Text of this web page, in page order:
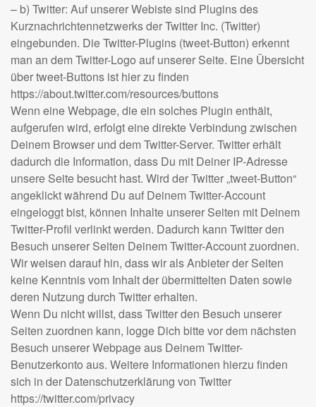
– b) Twitter: Auf unserer Webiste sind Plugins des
Kurznachrichtennetzwerks der Twitter Inc. (Twitter)
eingebunden. Die Twitter-Plugins (tweet-Button) erkennt
man an dem Twitter-Logo auf unserer Seite. Eine Übersicht
über tweet-Buttons ist hier zu finden
https://about.twitter.com/resources/buttons
Wenn eine Webpage, die ein solches Plugin enthält,
aufgerufen wird, erfolgt eine direkte Verbindung zwischen
Deinem Browser und dem Twitter-Server. Twitter erhält
dadurch die Information, dass Du mit Deiner IP-Adresse
unsere Seite besucht hast. Wird der Twitter „tweet-Button“
angeklickt während Du auf Deinem Twitter-Account
eingeloggt bist, können Inhalte unserer Seiten mit Deinem
Twitter-Profil verlinkt werden. Dadurch kann Twitter den
Besuch unserer Seiten Deinem Twitter-Account zuordnen.
Wir weisen darauf hin, dass wir als Anbieter der Seiten
keine Kenntnis vom Inhalt der übermittelten Daten sowie
deren Nutzung durch Twitter erhalten.
Wenn Du nicht willst, dass Twitter den Besuch unserer
Seiten zuordnen kann, logge Dich bitte vor dem nächsten
Besuch unserer Webpage aus Deinem Twitter-
Benutzerkonto aus. Weitere Informationen hierzu finden
sich in der Datenschutzerklärung von Twitter
https://twitter.com/privacy